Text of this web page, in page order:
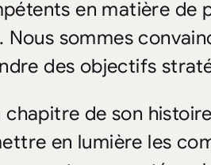
en matière de
Nous sommes
des objectifs
de son
en lumière les